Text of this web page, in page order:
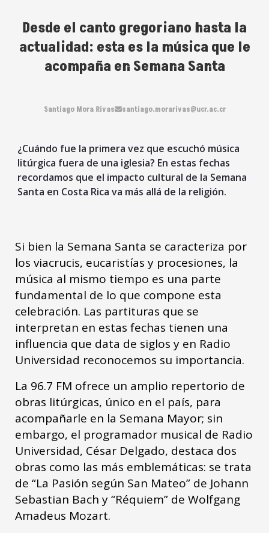
Desde el canto gregoriano hasta la
actualidad: esta es la música que le
acompaña en Semana Santa
Santiago Mora Rivas santiago.morarivas@ucr.ac.cr
¿Cuándo fue la primera vez que escuchó música
litúrgica fuera de una iglesia? En estas fechas
recordamos que el impacto cultural de la Semana
Santa en Costa Rica va más allá de la religión.
Si bien la Semana Santa se caracteriza por
los viacrucis, eucaristías y procesiones, la
música al mismo tiempo es una parte
fundamental de lo que compone esta
celebración. Las partituras que se
interpretan en estas fechas tienen una
influencia que data de siglos y en Radio
Universidad reconocemos su importancia.
La 96.7 FM ofrece un amplio repertorio de
obras litúrgicas, único en el país, para
acompañarle en la Semana Mayor; sin
embargo, el programador musical de Radio
Universidad, César Delgado, destaca dos
obras como las más emblemáticas: se trata
de “La Pasión según San Mateo” de Johann
Sebastian Bach y “Réquiem” de Wolfgang
Amadeus Mozart.